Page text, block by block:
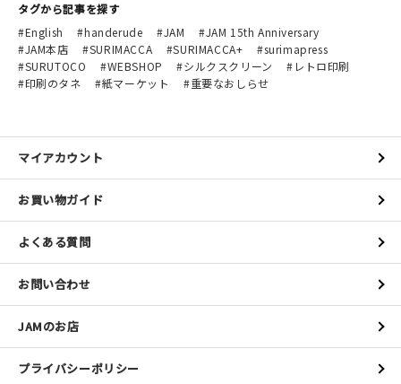
タグから記事を探す
English
handerude JAM
JAM 15th Anniversary
JAM本店
SURIMACCA SURIMACCA+
surimapress
SURUTOCO
WEBSHOP シルクスクリーン
レトロ印刷
印刷のタネ
紙マーケット 重要なおしらせ
マイアカウント
お買い物ガイド
よくある質問
お問い合わせ
JAMのお店
プライバシーポリシー